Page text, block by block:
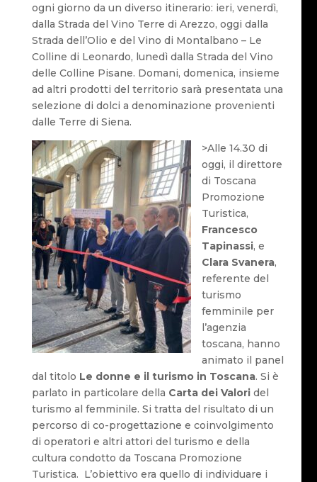
ogni giorno da un diverso itinerario: ieri, venerdì,
dalla Strada del Vino Terre di Arezzo, oggi dalla
Strada dell’Olio e del Vino di Montalbano – Le
Colline di Leonardo, lunedì dalla Strada del Vino
delle Colline Pisane. Domani, domenica, insieme
ad altri prodotti del territorio sarà presentata una
selezione di dolci a denominazione provenienti
dalle Terre di Siena.
>Alle 14.30 di
oggi, il direttore
di Toscana
Promozione
Turistica,
Francesco
Tapinassi, e
Clara Svanera,
referente del
turismo
femminile per
l’agenzia
toscana, hanno
animato il panel
dal titolo Le donne e il turismo in Toscana. Si è
parlato in particolare della Carta dei Valoridel
turismo al femminile. Si tratta del risultato di un
percorso di co-progettazione e coinvolgimento
di operatori e altri attori del turismo e della
cultura condotto da Toscana Promozione
Turistica. L’obiettivo era quello di individuare i